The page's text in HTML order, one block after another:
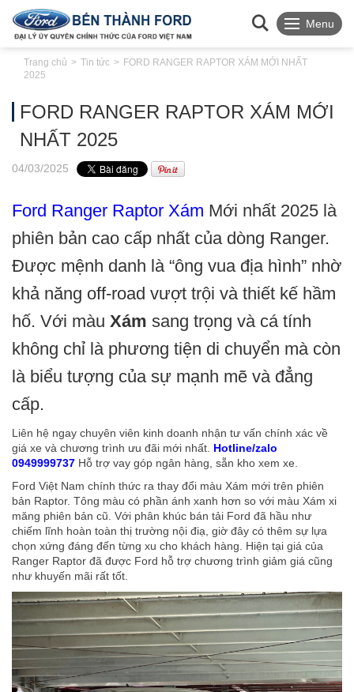
Menu
Trang chủ Tin tức
FORD RANGER RAPTOR XÁM MỚI NHẤT
2025
FORD RANGER RAPTOR XÁM MỚI
NHẤT 2025
04/03/2025
Ford Ranger Raptor Xám Mới nhất 2025 là
phiên bản cao cấp nhất của dòng Ranger.
Được mệnh danh là “ông vua địa hình” nhờ
khả năng off-road vượt trội và thiết kế hầm
hố. Với màu Xám sang trọng và cá tính
không chỉ là phương tiện di chuyển mà còn
là biểu tượng của sự mạnh mẽ và đẳng
cấp.
Liên hệ ngay chuyên viên kinh doanh nhận tư vấn chính xác về
giá xe và chương trình ưu đãi mới nhất. Hotline/zalo
0949999737 Hỗ trợ vay góp ngân hàng, sẵn kho xem xe.
Ford Việt Nam chính thức ra thay đổi màu Xám mới trên phiên
bản Raptor. Tông màu có phần ánh xanh hơn so với màu Xám xi
măng phiên bản cũ. Với phân khúc bán tải Ford đã hầu như
chiếm lĩnh hoàn toàn thị trường nội điạ, giờ đây có thêm sự lựa
chọn xứng đáng đến từng xu cho khách hàng. Hiện tại giá của
Ranger Raptor đã được Ford hỗ trợ chương trình giảm giá cũng
như khuyến mãi rất tốt.